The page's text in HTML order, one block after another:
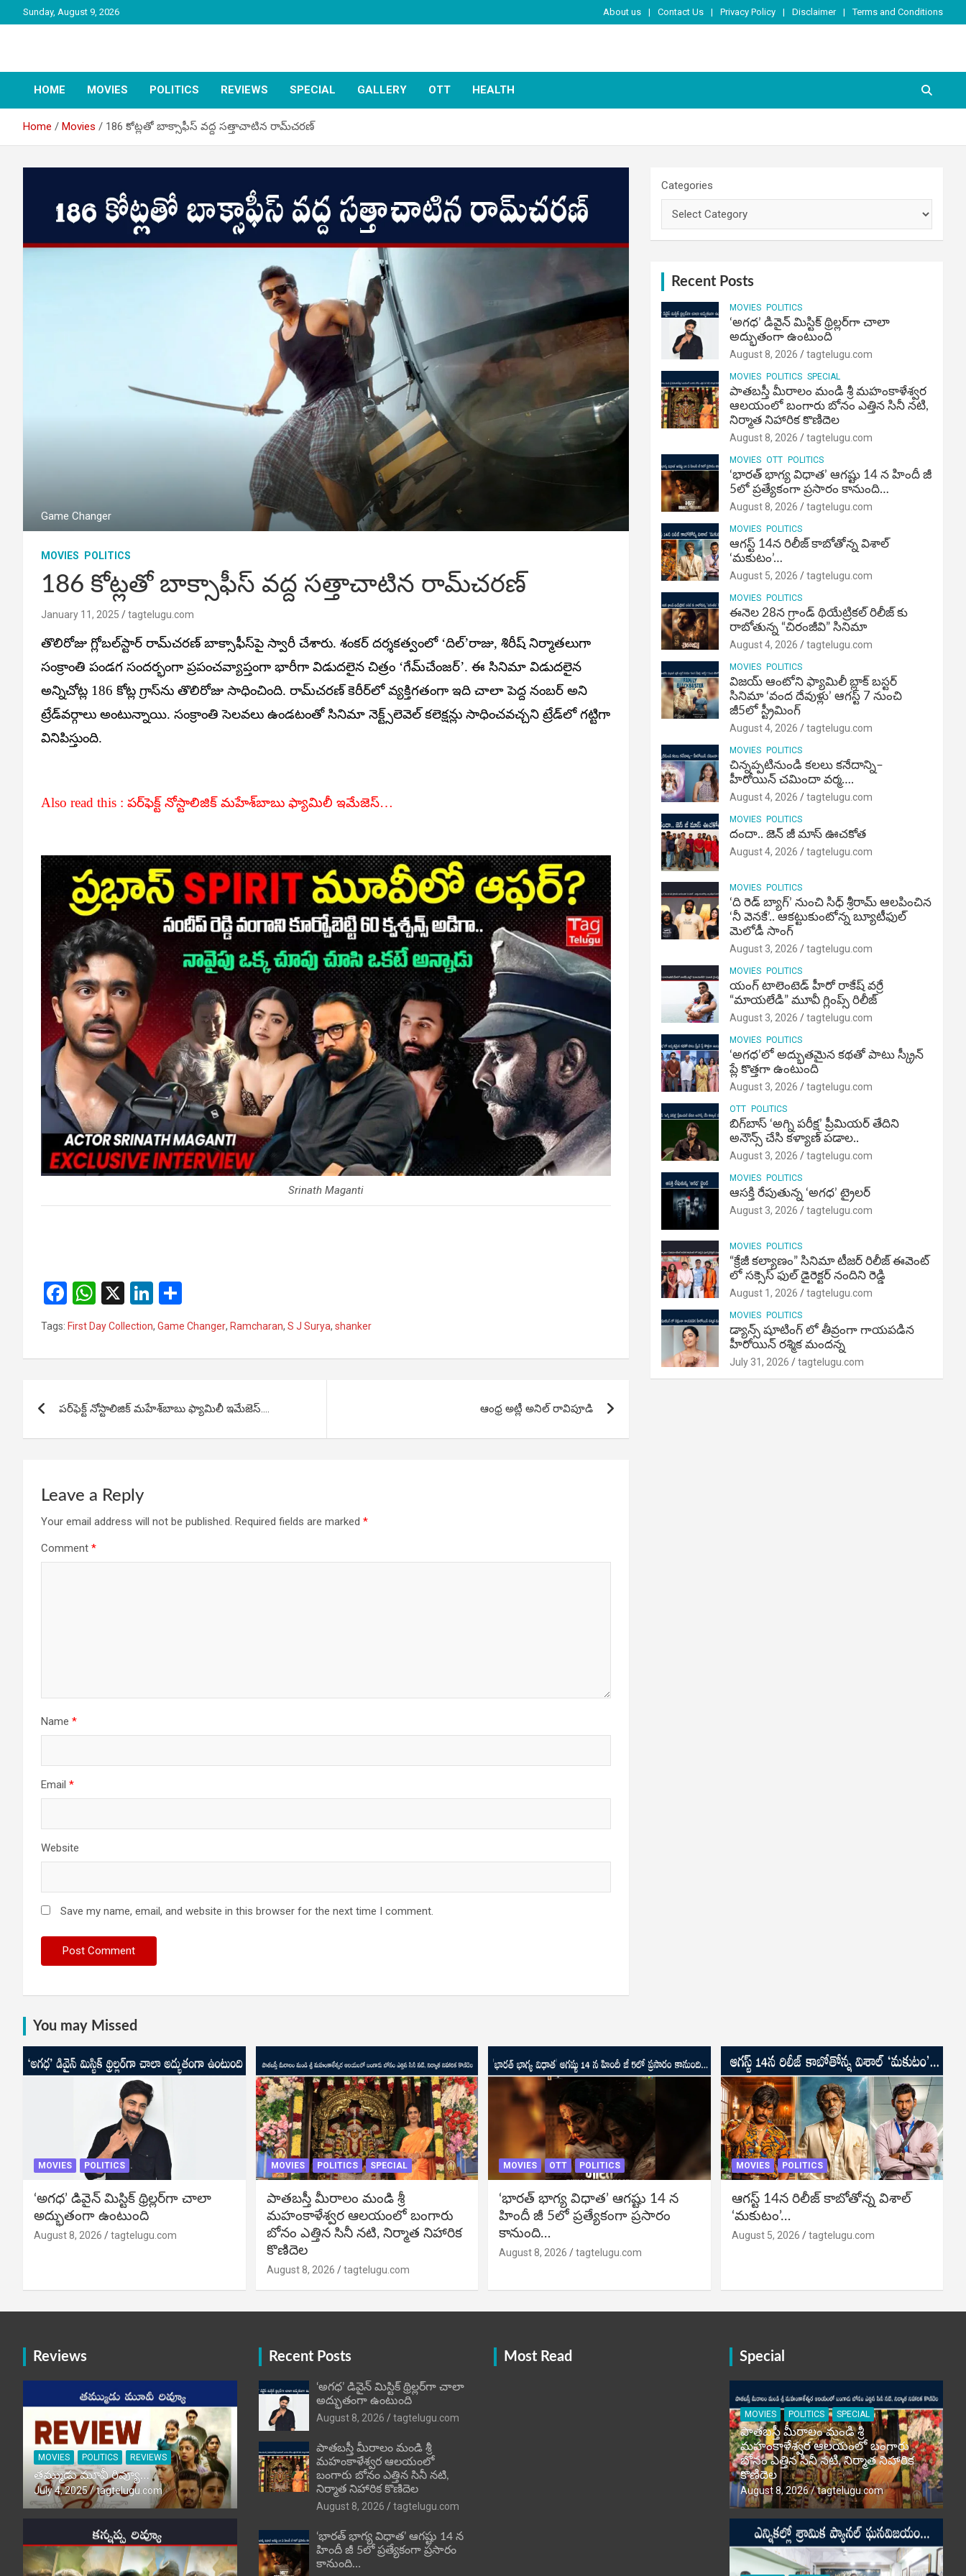
to
Sunday, August 9, 2026 About us Contact Us Privacy Policy Disclaimer Terms and Conditions
Tag Telugu
HOME MOVIES POLITICS REVIEWS SPECIAL GALLERY OTT HEALTH
Home Movies 186 కోట్లతో బాక్సాఫీస్‌ వద్ద సత్తాచాటిన రామ్‌చరణ్‌
Game Changer
MOVIES POLITICS
186 కోట్లతో బాక్సాఫీస్‌ వద్ద సత్తాచాటిన రామ్‌చరణ్‌
January 11, 2025 tagtelugu.com
తొలిరోజు గ్లోబల్‌స్టార్‌ రామ్‌చరణ్‌ బాక్సాఫీస్‌పై స్వారీ చేశారు. శంకర్‌ దర్శకత్వంలో ‘దిల్‌’రాజు, శిరీష్‌ నిర్మాతలుగా
సంక్రాంతి పండగ సందర్భంగా ప్రపంచవ్యాప్తంగా భారీగా విడుదలైన చిత్రం ‘గేమ్‌చేంజర్‌’. ఈ సినిమా విడుదలైన
అన్నిచోట్ల 186 కోట్ల గ్రాస్‌ను తొలిరోజు సాధించింది. రామ్‌చరణ్‌ కెరీర్‌లో వ్యక్తిగతంగా ఇది చాలా పెద్ద నంబర్‌ అని
ట్రేడ్‌వర్గాలు అంటున్నాయి. సంక్రాంతి సెలవలు ఉండటంతో సినిమా నెక్ట్స్‌లెవెల్‌ కలెక్షన్లు సాధించవచ్చని ట్రేడ్‌లో గట్టిగా
వినిపిస్తుంది.
Also read this : పర్‌ఫెక్ట్‌ నోస్టాలిజిక్‌ మహేశ్‌బాబు ఫ్యామిలీ ఇమేజెస్‌…
Srinath Maganti
F
a
ce
b
o
k
W
at
s
p
p
X
Li
n
ke
dI
h
ar
e
Tags: First Day Collection, Game Changer, Ramcharan, S J Surya, shanker
navigation
పర్‌ఫెక్ట్‌ నోస్టాలిజిక్‌ మహేశ్‌బాబు ఫ్యామిలీ ఇమేజెస్‌…. ఆంధ్ర అట్లీ అనిల్ రావిపూడి
Leave a Reply
Your email address will not be published. Required fields are marked *
Comment *
Name *
Email *
Website
Save my name, email, and website in this browser for the next time I comment.
Categories
Recent Posts
MOVIES POLITICS
‘అగధ’ డివైన్ మిస్టిక్ థ్రిల్లర్‌గా చాలా
అద్భుతంగా ఉంటుంది
August 8, 2026 tagtelugu.com
MOVIES POLITICS SPECIAL
పాతబస్తీ మీరాలం మండి శ్రీ మహంకాళేశ్వర
ఆలయంలో బంగారు బోనం ఎత్తిన సినీ నటి,
నిర్మాత నిహారిక కొణిదెల
August 8, 2026 tagtelugu.com
MOVIES OTT POLITICS
‘భారత్ భాగ్య విధాత’ ఆగష్టు 14 న హిందీ జీ
5లో ప్రత్యేకంగా ప్రసారం కానుంది…
August 8, 2026 tagtelugu.com
MOVIES POLITICS
ఆగస్ట్ 14న రిలీజ్ కాబోతోన్న విశాల్
‘మకుటం’…
August 5, 2026 tagtelugu.com
MOVIES POLITICS
ఈనెల 28న గ్రాండ్ థియేట్రికల్ రిలీజ్ కు
రాబోతున్న “చిరంజీవి” సినిమా
August 4, 2026 tagtelugu.com
MOVIES POLITICS
విజ‌య్ ఆంటోని ఫ్యామిలీ బ్లాక్ బ‌స్ట‌ర్‌
సినిమా ‘వంద దేవుళ్లు’ ఆగస్ట్ 7 నుంచి
జీ5లో స్ట్రీమింగ్
August 4, 2026 tagtelugu.com
MOVIES POLITICS
చిన్నప్పటినుండి కలలు కనేదాన్ని–
హీరోయిన్‌ చమిందా వర్మ….
August 4, 2026 tagtelugu.com
MOVIES POLITICS
దందా.. జెన్ జీ మాస్ ఊచకోత
August 4, 2026 tagtelugu.com
MOVIES POLITICS
‘ది రెడ్ బ్యాగ్’ నుంచి సిధ్ శ్రీరామ్ ఆలపించిన
‘నీ వెనకే’.. ఆకట్టుకుంటోన్న బ్యూటీఫుల్
మెలోడీ సాంగ్
August 3, 2026 tagtelugu.com
MOVIES POLITICS
యంగ్ టాలెంటెడ్ హీరో రాకేష్ వర్రే
“మాయలేడి” మూవీ గ్లింప్స్ రిలీజ్
August 3, 2026 tagtelugu.com
MOVIES POLITICS
‘అగధ’లో అద్భుతమైన కథతో పాటు స్క్రీన్
ప్లే కొత్తగా ఉంటుంది
August 3, 2026 tagtelugu.com
OTT POLITICS
బిగ్‌బాస్ ‘అగ్ని ప‌రీక్ష‌’ ప్రీమియర్ తేదిని
అనౌన్స్ చేసి కళ్యాణ్ పడాల..
August 3, 2026 tagtelugu.com
MOVIES POLITICS
ఆసక్తి రేపుతున్న ‘అగధ’ ట్రైలర్
August 3, 2026 tagtelugu.com
MOVIES POLITICS
“క్రేజీ కల్యాణం” సినిమా టీజర్ రిలీజ్ ఈవెంట్
లో సక్సెస్ ఫుల్ డైరెక్టర్ నందిని రెడ్డి
August 1, 2026 tagtelugu.com
MOVIES POLITICS
డ్యాన్స్ షూటింగ్ లో తీవ్రంగా గాయపడిన
హీరోయిన్ రశ్మిక మందన్న
July 31, 2026 tagtelugu.com
You may Missed
MOVIES POLITICS
‘అగధ’ డివైన్ మిస్టిక్ థ్రిల్లర్‌గా చాలా
అద్భుతంగా ఉంటుంది
August 8, 2026 tagtelugu.com
MOVIES POLITICS SPECIAL
పాతబస్తీ మీరాలం మండి శ్రీ
మహంకాళేశ్వర ఆలయంలో బంగారు
బోనం ఎత్తిన సినీ నటి, నిర్మాత నిహారిక
కొణిదెల
August 8, 2026 tagtelugu.com
MOVIES OTT POLITICS
‘భారత్ భాగ్య విధాత’ ఆగష్టు 14 న
హిందీ జీ 5లో ప్రత్యేకంగా ప్రసారం
కానుంది…
August 8, 2026 tagtelugu.com
MOVIES POLITICS
ఆగస్ట్ 14న రిలీజ్ కాబోతోన్న విశాల్
‘మకుటం’…
August 5, 2026 tagtelugu.com
Reviews
MOVIES POLITICS REVIEWS
తమ్ముడు మూవీ రివ్యూ…
July 4, 2025 tagtelugu.com
Recent Posts
‘అగధ’ డివైన్ మిస్టిక్ థ్రిల్లర్‌గా చాలా
అద్భుతంగా ఉంటుంది
August 8, 2026
tagtelugu.com
పాతబస్తీ మీరాలం మండి శ్రీ
మహంకాళేశ్వర ఆలయంలో
బంగారు బోనం ఎత్తిన సినీ నటి,
నిర్మాత నిహారిక కొణిదెల
August 8, 2026
tagtelugu.com
‘భారత్ భాగ్య విధాత’ ఆగష్టు 14 న
హిందీ జీ 5లో ప్రత్యేకంగా ప్రసారం
కానుంది…
Most Read Special
MOVIES POLITICS SPECIAL
పాతబస్తీ మీరాలం మండి శ్రీ
మహంకాళేశ్వర ఆలయంలో బంగారు
బోనం ఎత్తిన సినీ నటి, నిర్మాత నిహారిక
కొణిదెల
August 8, 2026 tagtelugu.com